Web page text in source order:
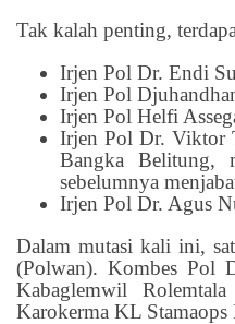
Tak kalah penting,
Irjen Pol Dr. Endi
Irjen Pol
Irjen Pol Helfi
Irjen Pol Dr. Viktor
Bangka Belitung,
sebelumnya
Irjen Pol Dr. Agus
Dalam mutasi kali ini,
(Polwan). Kombes Pol
Kabaglemwil
Karokerma KL Stamaops